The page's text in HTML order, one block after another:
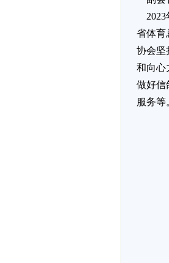
2023
省体育
协会坚
和向心
做好信
服务等